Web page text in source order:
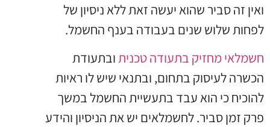
ואין זה סביר שהוא יעשה זאת ללא ניסיון של
לפחות שלוש שנים בעבודה בענף החשמל.
חשמלאי מחזיק בתעודה טכניתובתעודת
הכשרה לעיסוק בתחום, ובתנאי שיש לו ראיות
להוכיח כי הוא עבד בתעשיית החשמל במשך
פרק זמן סביר. לחשמלאים יש את הניסיון והידע